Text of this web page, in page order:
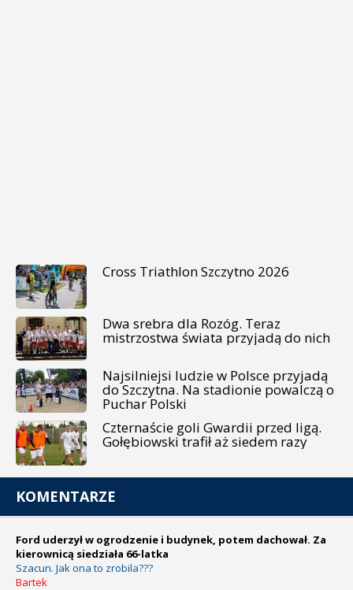
Cross Triathlon Szczytno 2026
Dwa srebra dla Rozóg. Teraz
mistrzostwa świata przyjadą do nich
Najsilniejsi ludzie w Polsce przyjadą
do Szczytna. Na stadionie powalczą o
Puchar Polski
Czternaście goli Gwardii przed ligą.
Gołębiowski trafił aż siedem razy
KOMENTARZE
Ford uderzył w ogrodzenie i budynek, potem dachował. Za
kierownicą siedziała 66-latka
Szacun. Jak ona to zrobila???
Bartek